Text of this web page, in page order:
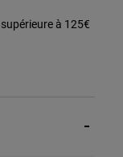
à 125€